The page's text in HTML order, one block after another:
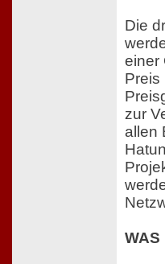
Die
einer
Preis
zur
allen
WAS